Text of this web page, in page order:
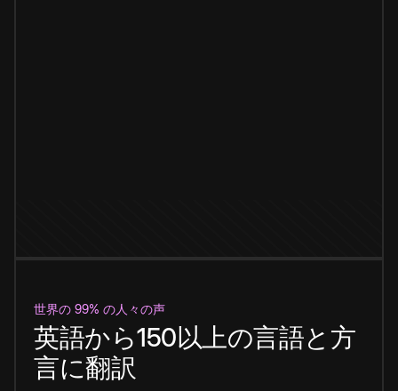
世界の 99% の人々の声
英語から150以上の言語と方
言に翻訳